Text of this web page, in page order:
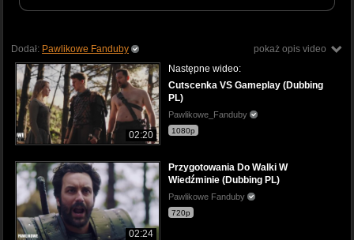
pokaż opis video
Dodał: Pawlikowe Fanduby
02:20
Następne wideo:
Cutscenka VS Gameplay (Dubbing
PL)
Pawlikowe_Fanduby
1080p
02:24
Przygotowania Do Walki W
Wiedźminie (Dubbing PL)
Pawlikowe Fanduby
720p